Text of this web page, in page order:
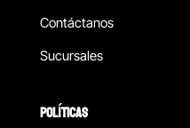
Contáctanos
Sucursales
POLÍTICAS